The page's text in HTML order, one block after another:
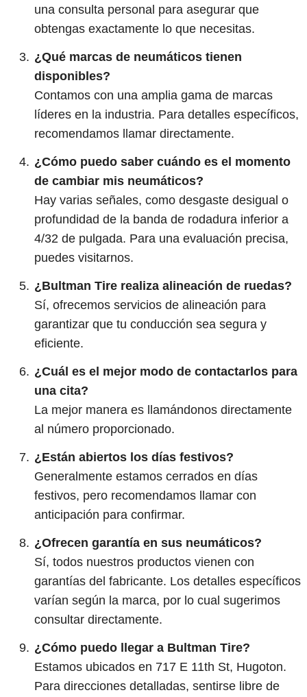
una consulta personal para asegurar que
obtengas exactamente lo que necesitas.
¿Qué marcas de neumáticos tienen
disponibles?
Contamos con una amplia gama de marcas
líderes en la industria. Para detalles específicos,
recomendamos llamar directamente.
¿Cómo puedo saber cuándo es el momento
de cambiar mis neumáticos?
Hay varias señales, como desgaste desigual o
profundidad de la banda de rodadura inferior a
4/32 de pulgada. Para una evaluación precisa,
puedes visitarnos.
¿Bultman Tire realiza alineación de ruedas?
Sí, ofrecemos servicios de alineación para
garantizar que tu conducción sea segura y
eficiente.
¿Cuál es el mejor modo de contactarlos para
una cita?
La mejor manera es llamándonos directamente
al número proporcionado.
¿Están abiertos los días festivos?
Generalmente estamos cerrados en días
festivos, pero recomendamos llamar con
anticipación para confirmar.
¿Ofrecen garantía en sus neumáticos?
Sí, todos nuestros productos vienen con
garantías del fabricante. Los detalles específicos
varían según la marca, por lo cual sugerimos
consultar directamente.
¿Cómo puedo llegar a Bultman Tire?
Estamos ubicados en 717 E 11th St, Hugoton.
Para direcciones detalladas, sentirse libre de